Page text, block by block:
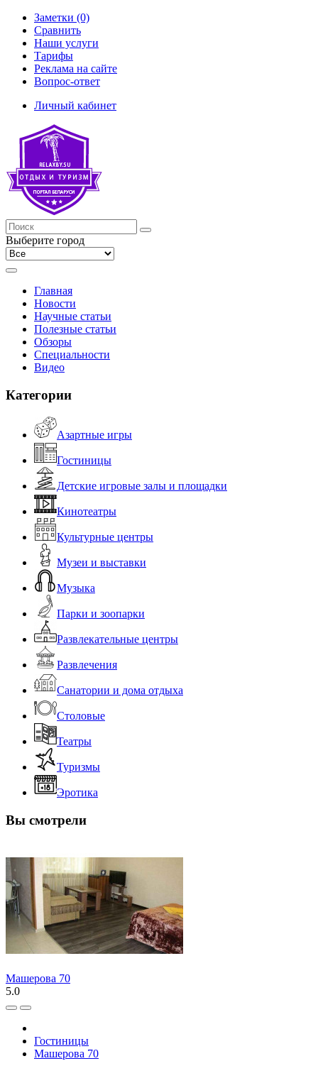
Заметки (0)
Сравнить
Наши услуги
Тарифы
Реклама на сайте
Вопрос-ответ
Личный кабинет
Выберите город
Главная
Новости
Научные статьи
Полезные статьи
Обзоры
Специальности
Видео
Категории
Азартные игры
Гостиницы
Детские игровые залы и площадки
Кинотеатры
Культурные центры
Музеи и выставки
Музыка
Парки и зоопарки
Развлекательные центры
Развлечения
Санатории и дома отдыха
Столовые
Театры
Туризмы
Эротика
Вы смотрели
Машерова 70
5.0
Гостиницы
Машерова 70